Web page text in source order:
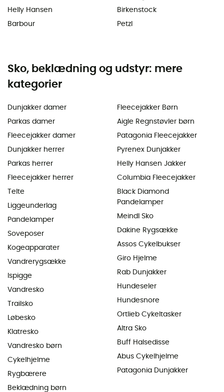
Helly Hansen
Barbour
Birkenstock
Petzl
Sko, beklædning og udstyr: mere
kategorier
Dunjakker damer
Parkas damer
Fleecejakker damer
Dunjakker herrer
Parkas herrer
Fleecejakker herrer
Telte
Liggeunderlag
Pandelamper
Soveposer
Kogeapparater
Vandrerygsække
Ispigge
Vandresko
Trailsko
Løbesko
Klatresko
Vandresko børn
Cykelhjelme
Rygbærere
Beklædning børn
Fleecejakker Børn
Aigle Regnstøvler børn
Patagonia Fleecejakker
Pyrenex Dunjakker
Helly Hansen Jakker
Columbia Fleecejakker
Black Diamond
Pandelamper
Meindl Sko
Dakine Rygsække
Assos Cykelbukser
Giro Hjelme
Rab Dunjakker
Hundeseler
Hundesnore
Ortlieb Cykeltasker
Altra Sko
Buff Halsedisse
Abus Cykelhjelme
Patagonia Dunjakker